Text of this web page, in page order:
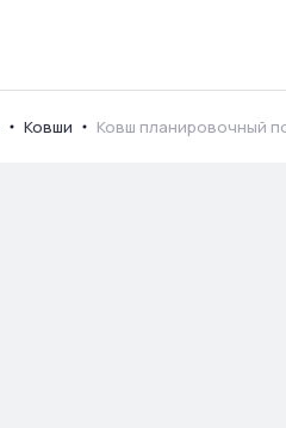
Ковши Ковш планировочный